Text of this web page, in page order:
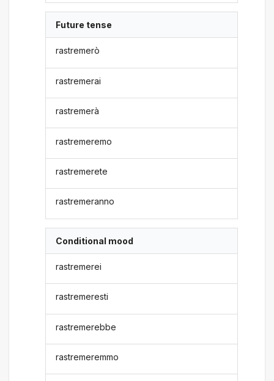
Future tense
rastremerò
rastremerai
rastremerà
rastremeremo
rastremerete
rastremeranno
Conditional mood
rastremerei
rastremeresti
rastremerebbe
rastremeremmo